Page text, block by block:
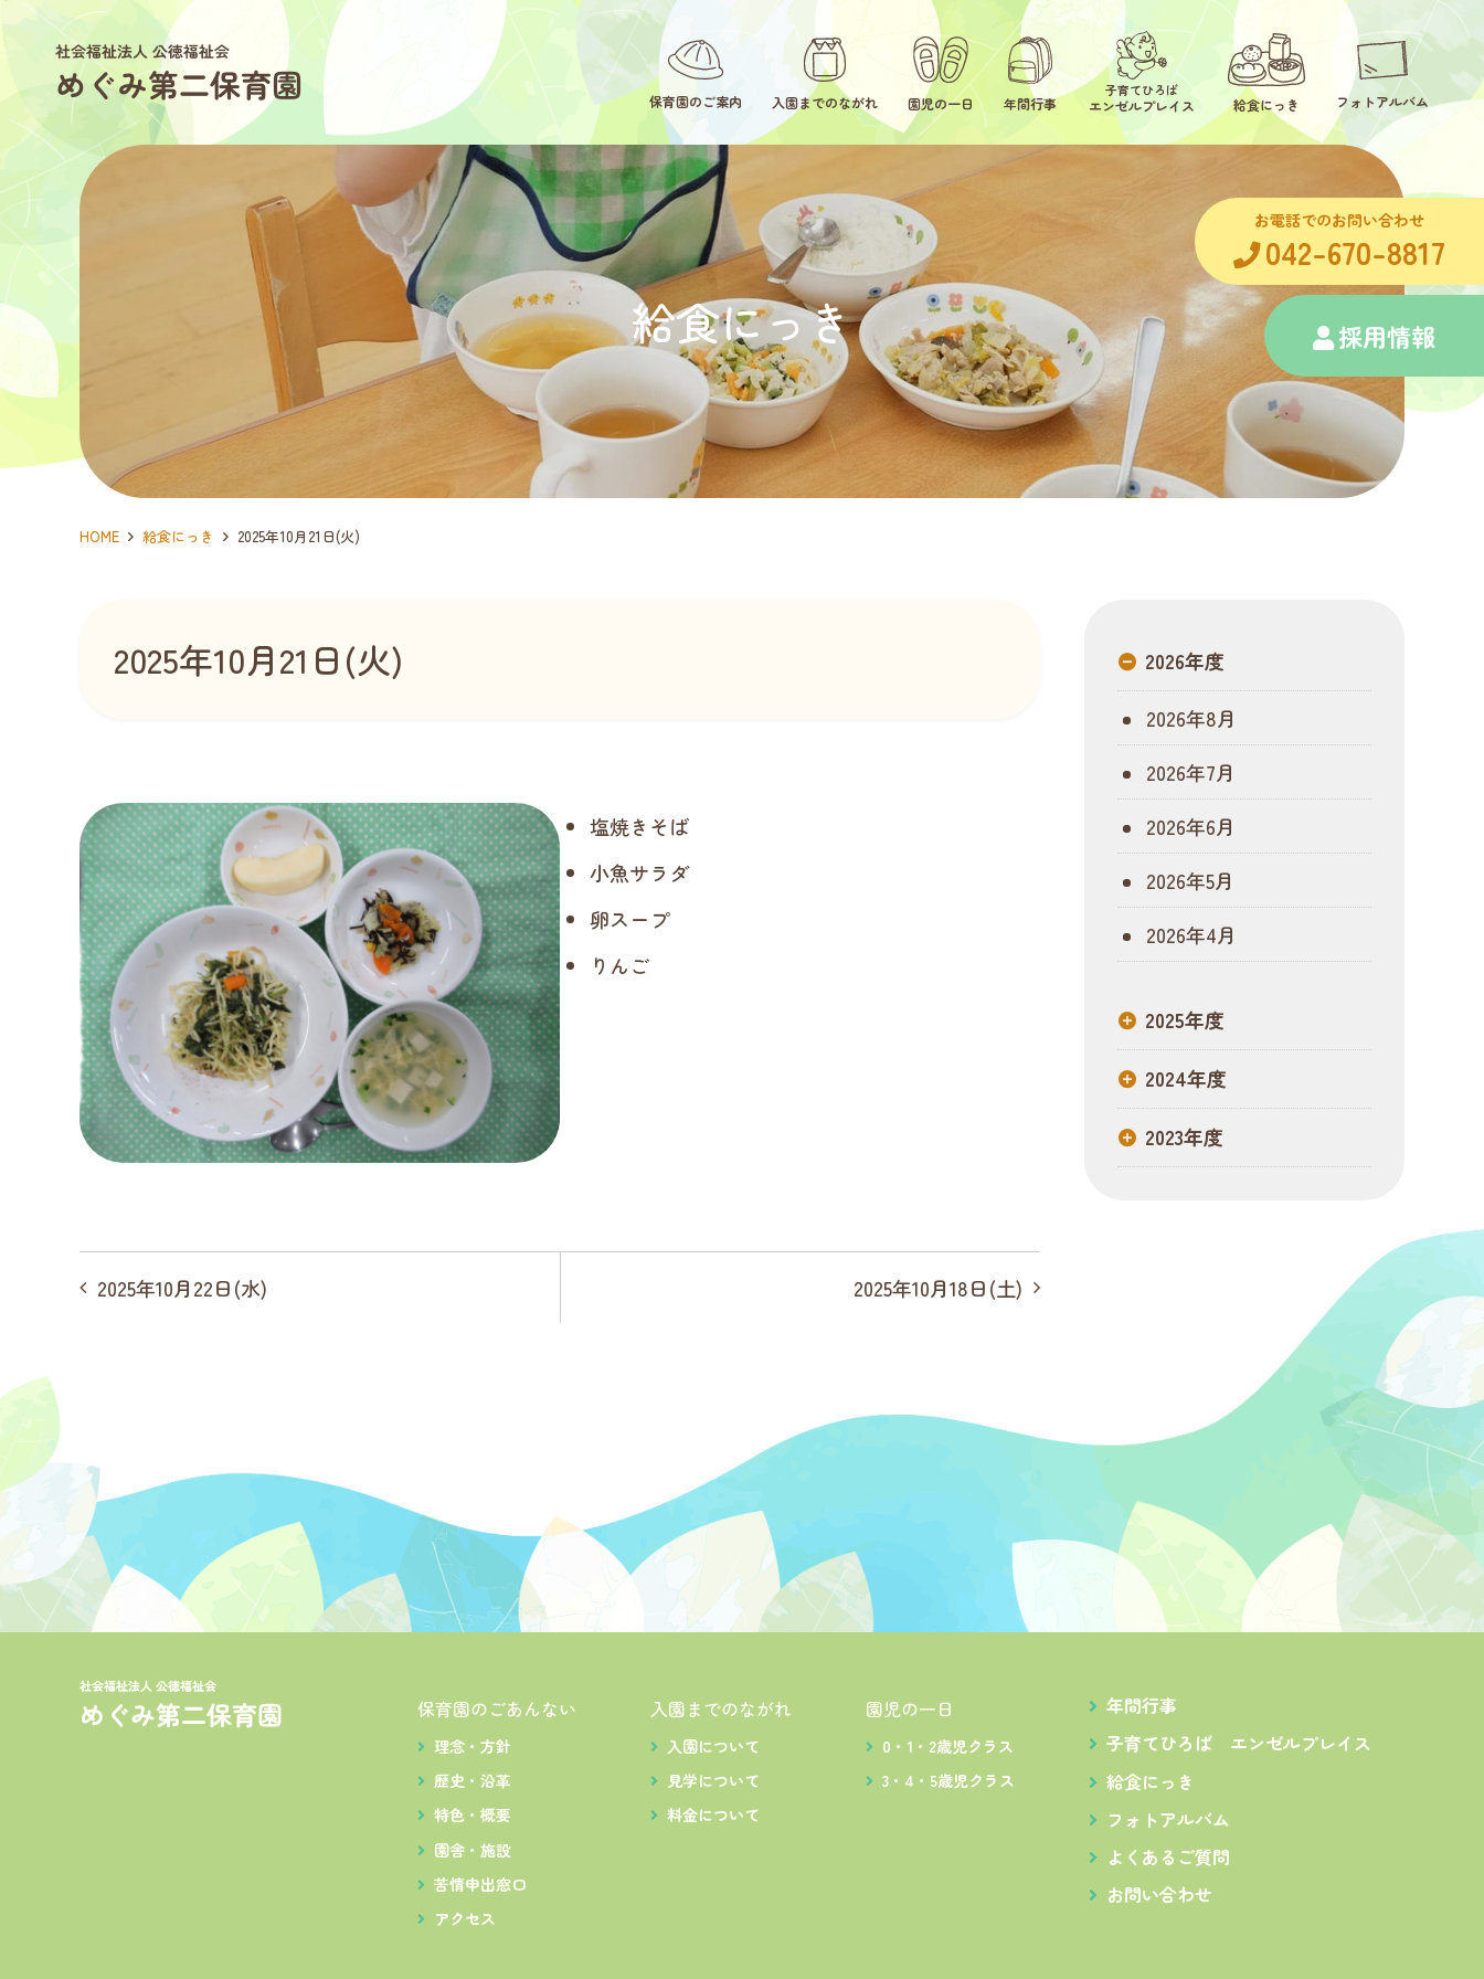
保育園のご案内 入園までのながれ 園児の一日 年間行事
子育てひろば
エンゼルプレイス 給食にっき フォトアルバム
お電話でのお問い合わせ
042-670-8817
採用情報
給食にっき
HOME 給食にっき 2025年10月21日(火)
2025年10月21日(火)
塩焼きそば
小魚サラダ
卵スープ
りんご
投
ゲ
ー
シ
ョ
ン
2025年10月18日(土)
2025年10月22日(水)
2026年度
2026年8月
2026年7月
2026年6月
2026年5月
2026年4月
2025年度
2024年度
2023年度
保育園のごあんない
理念・方針
歴史・沿革
特色・概要
園舎・施設
苦情申出窓口
アクセス
入園までのながれ
入園について
見学について
料金について
園児の一日
0・1・2歳児クラス
3・4・5歳児クラス
年間行事
子育てひろば エンゼルプレイス
給食にっき
フォトアルバム
よくあるご質問
お問い合わせ